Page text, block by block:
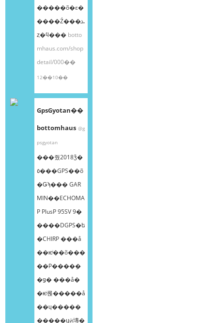
�����õ�ε�
����Ź���ܥ
ȥ�ϥ��� botto
mhaus.com/shop
detail/000��
12��10��
GpsGyotan��
bottomhaus @g
psgyotan
���줬2018ǯ�
٥���GPS��õ
�Ǥϡ��� GAR
MIN��ECHOMA
P PlusP 95SV 9�
����DGPS�ե
�CHIRP ���å
��ѥͥ��õ���
��Ρ����ܸ�
�ǥ� ���å�
�ѥͥ롡�����å
��ɥ�����
�����ɥӥ塼�